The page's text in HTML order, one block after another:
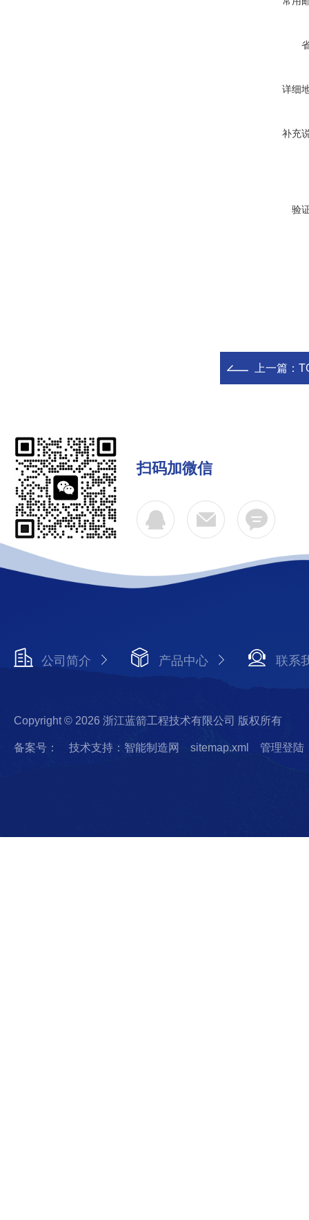
详细
补充
验
上一篇：
扫码加微信
公司简介 产品中心 联系
Copyright © 2026 浙江蓝箭工程技术有限公司 版权所有
备案号： 技术支持：智能制造网 sitemap.xml 管理登陆